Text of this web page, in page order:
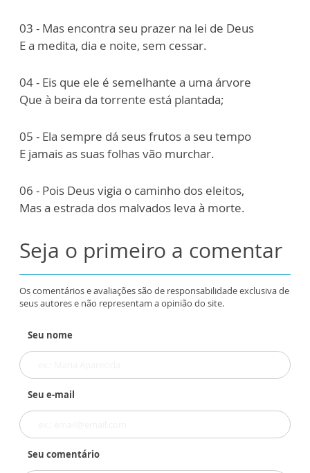
03 - Mas encontra seu prazer na lei de Deus
E a medita, dia e noite, sem cessar.
04 - Eis que ele é semelhante a uma árvore
Que à beira da torrente está plantada;
05 - Ela sempre dá seus frutos a seu tempo
E jamais as suas folhas vão murchar.
06 - Pois Deus vigia o caminho dos eleitos,
Mas a estrada dos malvados leva à morte.
Seja o primeiro a comentar
Os comentários e avaliações são de responsabilidade exclusiva de
seus autores e não representam a opinião do site.
Seu nome
Seu e-mail
Seu comentário